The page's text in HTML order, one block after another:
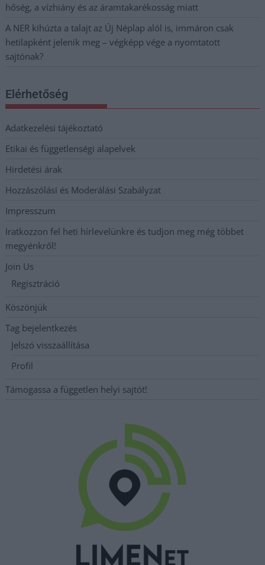
hőség, a vízhiány és az áramtakarékosság miatt
A NER kihúzta a talajt az Új Néplap alól is, immáron csak
hetilapként jelenik meg – végképp vége a nyomtatott
sajtónak?
Elérhetőség
Adatkezelési tájékoztató
Etikai és függetlenségi alapelvek
Hirdetési árak
Hozzászólási és Moderálási Szabályzat
Impresszum
Iratkozzon fel heti hírlevelünkre és tudjon meg még többet
megyénkről!
Join Us
Regisztráció
Köszönjük
Tag bejelentkezés
Jelszó visszaállítása
Profil
Támogassa a független helyi sajtót!